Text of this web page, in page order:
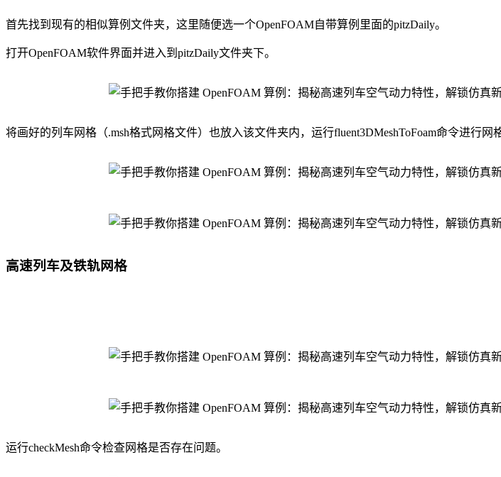
首先找到现有的相似算例文件夹，这里随便选一个OpenFOAM自带算例里面的pitzDaily。
打开OpenFOAM软件界面并进入到pitzDaily文件夹下。
将画好的列车网格（.msh格式网格文件）也放入该文件夹内，运行fluent3DMeshToFoam命令进行网
高速列车及铁轨网格
运行checkMesh命令检查网格是否存在问题。